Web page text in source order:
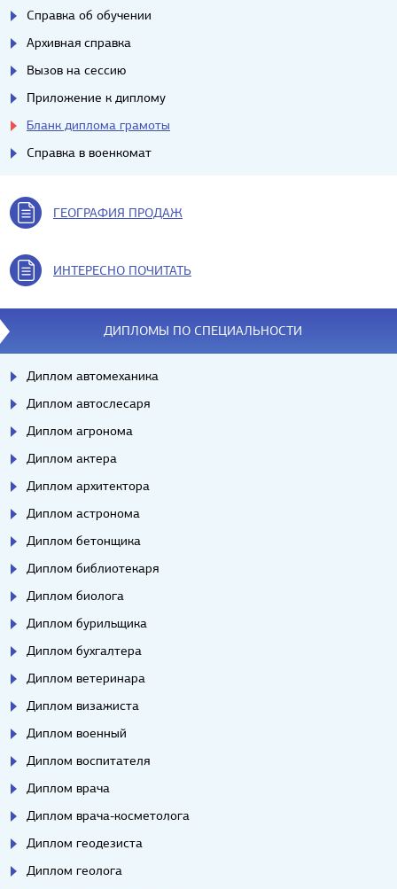
Справка об обучении
Архивная справка
Вызов на сессию
Приложение к диплому
Бланк диплома грамоты
Справка в военкомат
ГЕОГРАФИЯ ПРОДАЖ
ИНТЕРЕСНО ПОЧИТАТЬ
ДИПЛОМЫ ПО СПЕЦИАЛЬНОСТИ
Диплом автомеханика
Диплом автослесаря
Диплом агронома
Диплом актера
Диплом архитектора
Диплом астронома
Диплом бетонщика
Диплом библиотекаря
Диплом биолога
Диплом бурильщика
Диплом бухгалтера
Диплом ветеринара
Диплом визажиста
Диплом военный
Диплом воспитателя
Диплом врача
Диплом врача-косметолога
Диплом геодезиста
Диплом геолога